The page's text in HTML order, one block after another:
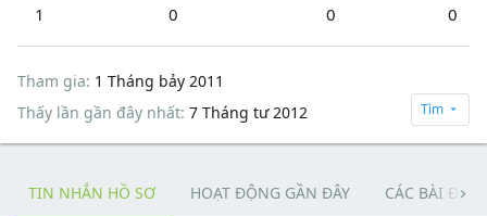
1 0 0 0
Tham gia 1 Tháng bảy 2011
Thấy lần gần đây nhất 7 Tháng tư 2012 Tìm
TIN NHẮN HỒ SƠ HOẠT ĐỘNG GẦN ĐÂY CÁC BÀI